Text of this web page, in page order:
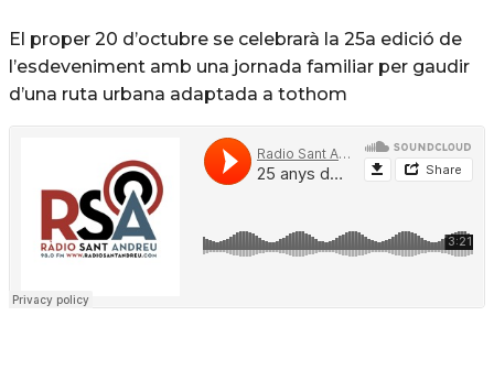
El proper 20 d’octubre se celebrarà la 25a edició de
l’esdeveniment amb una jornada familiar per gaudir
d’una ruta urbana adaptada a tothom